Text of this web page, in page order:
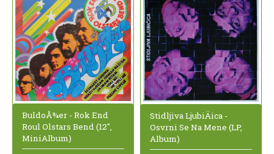
BuldoÅ¾er - Rok End
Roul Olstars Bend (12",
MiniAlbum)
Stidljiva LjubiÄica -
Osvrni Se Na Mene (LP,
Album)